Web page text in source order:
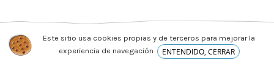
Este sitio usa cookies propias y de terceros para mejorar la
experiencia de navegación
ENTENDIDO, CERRAR